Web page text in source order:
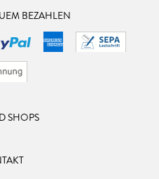
BEZAHLEN
SHOPS